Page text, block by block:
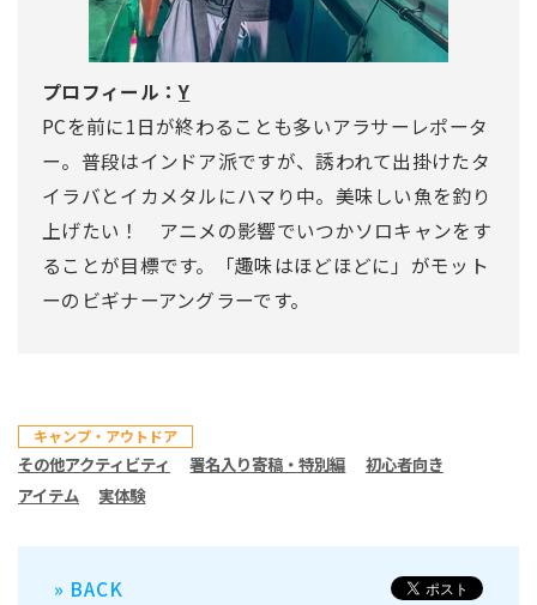
プロフィール：Y
PCを前に1日が終わることも多いアラサーレポータ
ー。普段はインドア派ですが、誘われて出掛けたタ
イラバとイカメタルにハマり中。美味しい魚を釣り
上げたい！ アニメの影響でいつかソロキャンをす
ることが目標です。「趣味はほどほどに」がモット
ーのビギナーアングラーです。
キャンプ・アウトドア
その他アクティビティ 署名入り寄稿・特別編
初心者向き
アイテム
実体験
» BACK